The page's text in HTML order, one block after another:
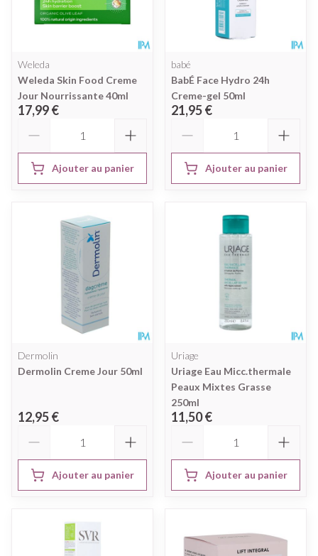
Weleda
Weleda Skin Food Creme
Jour Nourrissante 40ml
17,99 €
Ajouter au panier
babé
BabÉ Face Hydro 24h
Creme-gel 50ml
21,95 €
Ajouter au panier
Dermolin
Dermolin Creme Jour 50ml
12,95 €
Ajouter au panier
Uriage
Uriage Eau Micc.thermale
Peaux Mixtes Grasse
250ml
11,50 €
Ajouter au panier